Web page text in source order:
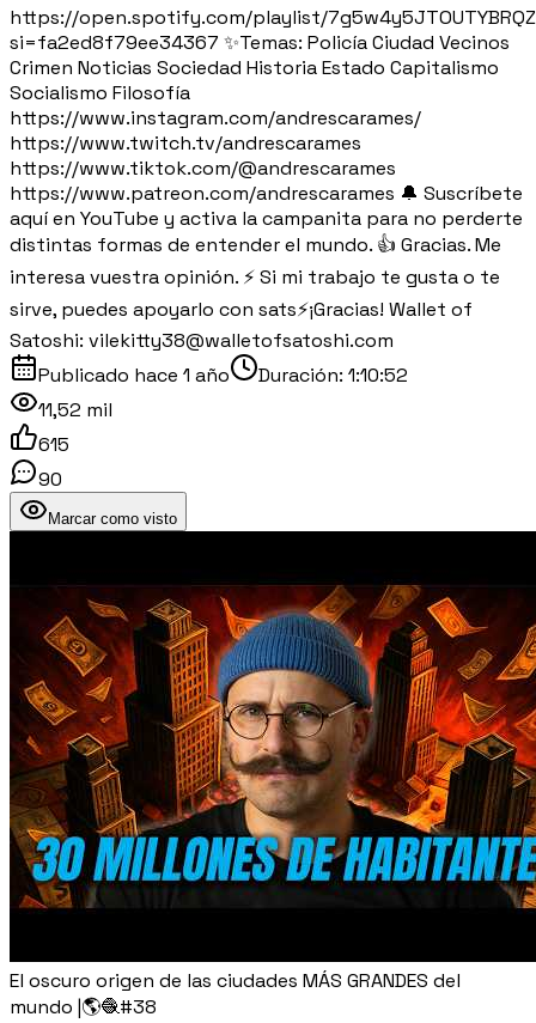
https://open.spotify.com/playlist/
si=fa2ed8f79ee34367 ✨Temas: Policía Ciudad Vecinos
Crimen Noticias Sociedad Historia Estado Capitalismo
Socialismo Filosofía
https://www.instagram.com/andrescarames/
https://www.twitch.tv/andrescarames
https://www.tiktok.com/@andrescarames
https://www.patreon.com/andrescarames 🔔 Suscríbete
aquí en YouTube y activa la campanita para no perderte
distintas formas de entender el mundo. 👍 Gracias. Me
interesa vuestra opinión. ⚡️ Si mi trabajo te gusta o te
sirve, puedes apoyarlo con sats⚡️¡Gracias! Wallet of
Satoshi: vilekitty38@walletofsatoshi.com
Publicado hace 1 año Duración: 1:10:52
11,52 mil
615
90
Marcar como visto
El oscuro origen de las ciudades MÁS GRANDES del
mundo |🌎🧶#38